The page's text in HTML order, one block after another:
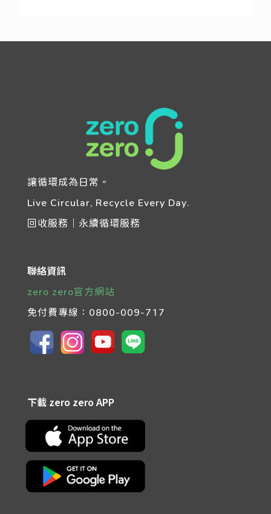
讓循環成為日常。
Live Circular, Recycle Every Day.
回收服務｜永續循環服務
聯絡資訊
zero zero官方網站
免付費專線： 0800-009-717
下載 zero zero APP